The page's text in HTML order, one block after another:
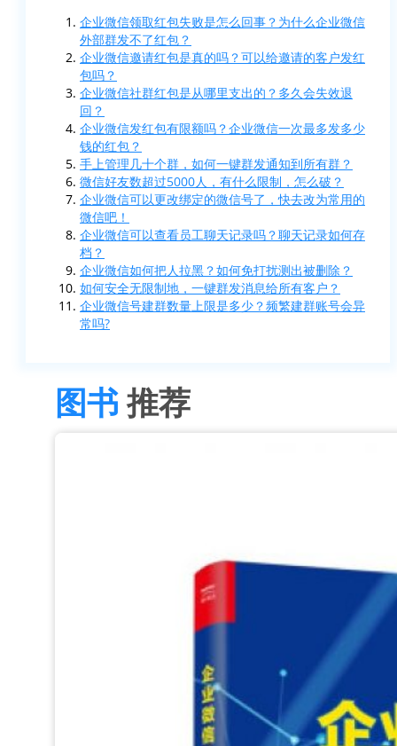
企业微信领取红包失败是怎么回事？为什么企业微信
外部群发不了红包？
企业微信邀请红包是真的吗？可以给邀请的客户发红
包吗？
企业微信社群红包是从哪里支出的？多久会失效退
回？
企业微信发红包有限额吗？企业微信一次最多发多少
钱的红包？
手上管理几十个群，如何一键群发通知到所有群？
微信好友数超过5000人，有什么限制，怎么破？
企业微信可以更改绑定的微信号了，快去改为常用的
微信吧！
企业微信可以查看员工聊天记录吗？聊天记录如何存
档？
企业微信如何把人拉黑？如何免打扰测出被删除？
如何安全无限制地，一键群发消息给所有客户？
企业微信号建群数量上限是多少？频繁建群账号会异
常吗?
图书推荐